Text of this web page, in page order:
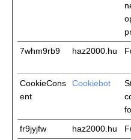
7whm9rb9 haz2000.hu
CookieCons
ent
Cookiebot
fr9jyjfw haz2000.hu